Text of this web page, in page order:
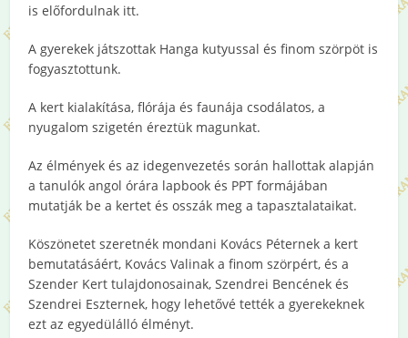
is előfordulnak itt.
A gyerekek játszottak Hanga kutyussal és finom szörpöt is
fogyasztottunk.
A kert kialakítása, flórája és faunája csodálatos, a
nyugalom szigetén éreztük magunkat.
Az élmények és az idegenvezetés során hallottak alapján
a tanulók angol órára lapbook és PPT formájában
mutatják be a kertet és osszák meg a tapasztalataikat.
Köszönetet szeretnék mondani Kovács Péternek a kert
bemutatásáért, Kovács Valinak a finom szörpért, és a
Szender Kert tulajdonosainak, Szendrei Bencének és
Szendrei Eszternek, hogy lehetővé tették a gyerekeknek
ezt az egyedülálló élményt.